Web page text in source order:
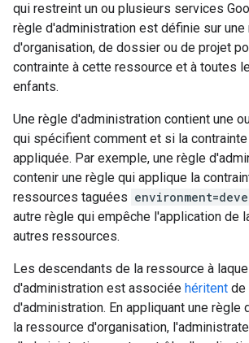
qui restreint un ou plusieurs services
règle d'administration est définie sur
d'organisation, de dossier ou de projet
contrainte à cette ressource et à toutes
enfants.
Une règle d'administration contient une
qui spécifient comment et si la
appliquée. Par exemple, une règle
contenir une règle qui applique la
ressources taguées
autre règle qui empêche l'application de
autres ressources.
Les descendants de la ressource à
d'administration est associée héritent de
d'administration. En appliquant une règle
la ressource d'organisation,